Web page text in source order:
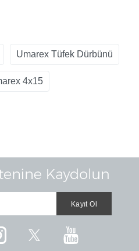
Umarex Tüfek Dürbünü
4x15